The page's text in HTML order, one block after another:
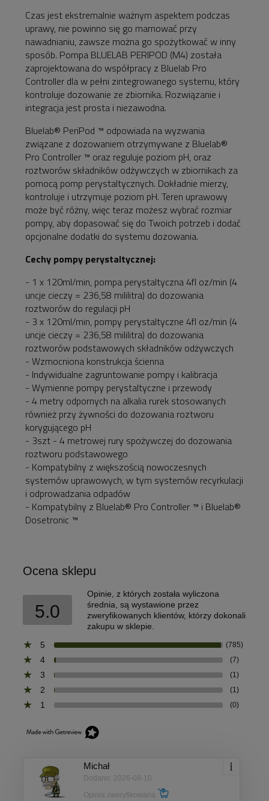
Czas jest ekstremalnie ważnym aspektem podczas
uprawy, nie powinno się go marnować przy
nawadnianiu, zawsze można go spożytkować w inny
sposób. Pompa BLUELAB PERIPOD (M4) została
zaprojektowana do współpracy z Bluelab Pro
Controller dla w pełni zintegrowanego systemu, który
kontroluje dozowanie ze zbiornika. Rozwiązanie i
integracja jest prosta i niezawodna.
Bluelab® PeriPod ™ odpowiada na wyzwania
związane z dozowaniem otrzymywane z Bluelab®
Pro Controller ™ oraz reguluje poziom pH, oraz
roztworów składników odżywczych w zbiornikach za
pomocą pomp perystaltycznych. Dokładnie mierzy,
kontroluje i utrzymuje poziom pH. Teren uprawowy
może być różny, więc teraz możesz wybrać rozmiar
pompy, aby dopasować się do Twoich potrzeb i dodać
opcjonalne dodatki do systemu dozowania.
Cechy pompy perystaltycznej:
- 1 x 120ml/min, pompa perystaltyczna 4fl oz/min (4
uncje cieczy = 236,58 mililitra) do dozowania
roztworów do regulacji pH
- 3 x 120ml/min, pompy perystaltyczne 4fl oz/min (4
uncje cieczy = 236,58 mililitra) do dozowania
roztworów podstawowych składników odżywczych
- Wzmocniona konstrukcja ścienna
- Indywidualne zagruntowanie pompy i kalibracja
- Wymienne pompy perystaltyczne i przewody
- 4 metry odpornych na alkalia rurek stosowanych
również przy żywności do dozowania roztworu
korygującego pH
- 3szt - 4 metrowej rury spożywczej do dozowania
roztworu podstawowego
- Kompatybilny z większością nowoczesnych
systemów uprawowych, w tym systemów recyrkulacji
i odprowadzania odpadów
- Kompatybilny z Bluelab® Pro Controller ™ i Bluelab®
Dosetronic ™
Ocena sklepu
5.0
Opinie, z których została wyliczona
średnia, są wystawione przez
zweryfikowanych klientów, którzy dokonali
zakupu w sklepie.
5
(785)
4 (7)
3 (1)
2 (1)
1 (0)
Michał
Dodano: 2026-08-10
Opinia zweryfikowana